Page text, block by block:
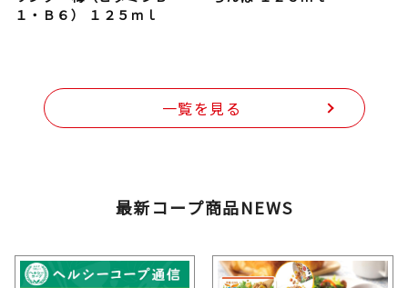
１・Ｂ６） １２５ｍｌ
一覧を見る
最新コープ商品NEWS